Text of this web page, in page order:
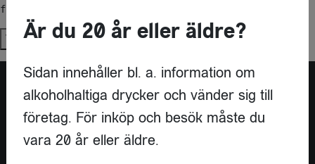
function
Try again
Är du leverantör?
Är du 20 år eller äldre?
Sidan innehåller bl. a. information om
alkoholhaltiga drycker och vänder sig till
företag. För inköp och besök måste du
vara 20 år eller äldre.